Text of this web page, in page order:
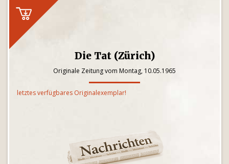
Die Tat (Zürich)
Originale Zeitung vom Montag, 10.05.1965
letztes verfügbares Originalexemplar!